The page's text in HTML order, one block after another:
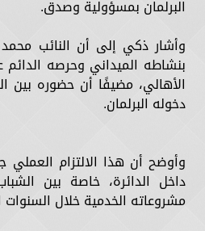
البرلمان بمسؤولية وصدق.
وأشار ذكي إلى أن النائب
بنشاطه الميداني وحرصه
الأهالي، مضيفًا أن حضوره بين
دخوله البرلمان.
وأوضح أن هذا الالتزام
داخل الدائرة، خاصة بين
مشروعاته الخدمية خلال السنوات